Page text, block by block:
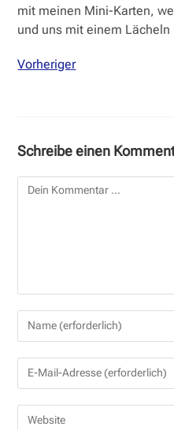
mit meinen Mini-Karten,
und uns mit einem Lächeln
Vorheriger
Schreibe einen
Kommentar
Gib
Namen
oder
zum
Gib
E-
Mail-
Gib